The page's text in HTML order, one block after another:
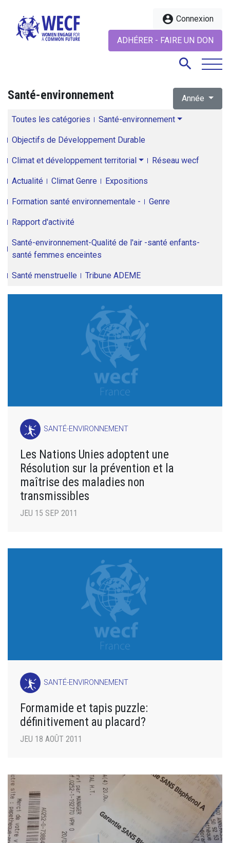
account_circle Connexion
ADHÉRER - FAIRE UN DON
search
Santé-environnement Année
Toutes les catégories Santé-environnement
Objectifs de Développement Durable
Climat et développement territorial Réseau wecf
Actualité Climat Genre Expositions
Formation santé environnementale - Genre
Rapport d'activité
Santé-environnement-Qualité de l'air -santé enfants-
santé femmes enceintes
Santé menstruelle Tribune ADEME
SANTÉ-ENVIRONNEMENT
Les Nations Unies adoptent une
Résolution sur la prévention et la
maîtrise des maladies non
transmissibles
JEU 15 SEP 2011
SANTÉ-ENVIRONNEMENT
Formamide et tapis puzzle:
définitivement au placard?
JEU 18 AOÛT 2011